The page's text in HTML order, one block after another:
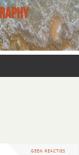
GEEN REACTIES